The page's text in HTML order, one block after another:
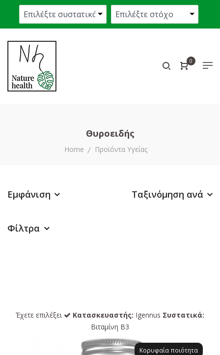
0
Θυροειδής
Home Προϊόντα Υγείας
Εμφάνιση Ταξινόμηση ανά
Φίλτρα
Έχετε επιλέξει Κατασκευαστής: Igennus Συστατικά:
Βιταμίνη Β3
Κορυφαία ποιότητα